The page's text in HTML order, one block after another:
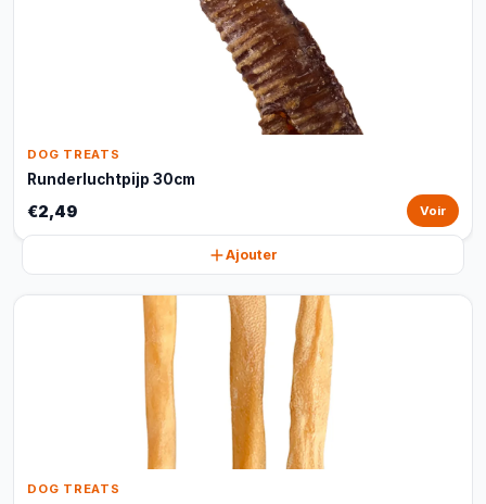
DOG TREATS
Runderluchtpijp 30cm
€2,49 Voir
Ajouter
DOG TREATS